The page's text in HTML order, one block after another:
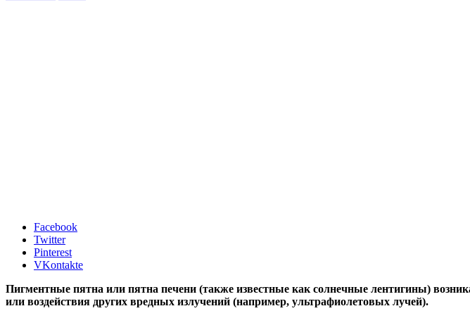
Facebook
Twitter
Pinterest
VKontakte
Пигментные пятна или пятна печени (также известные как солнечные лентигины)
или воздействия других вредных излучений (например, ультрафиолетовых лучей).